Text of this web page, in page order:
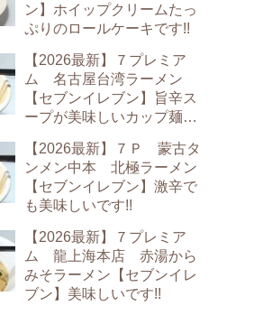
ン】ホイップクリームたっ
ぷりのロールケーキです!!
【2026最新】７プレミア
ム 名古屋台湾ラーメン
【セブンイレブン】旨辛ス
ープが美味しいカップ麺で
【2026最新】７Ｐ 蒙古タ
ンメン中本 北極ラーメン
【セブンイレブン】激辛で
も美味しいです!!
【2026最新】７プレミア
ム 龍上海本店 赤湯から
みそラーメン【セブンイレ
ブン】美味しいです!!